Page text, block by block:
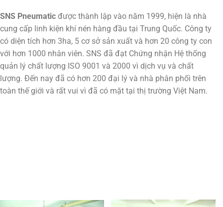
SNS Pneumatic được thành lập vào năm 1999, hiện là nhà
cung cấp linh kiện khí nén hàng đầu tại Trung Quốc. Công ty
có diện tích hơn 3ha, 5 cơ sở sản xuất và hơn 20 công ty con
với hơn 1000 nhân viên. SNS đã đạt Chứng nhận Hệ thống
quản lý chất lượng ISO 9001 và 2000 vì dịch vụ và chất
lượng. Đến nay đã có hơn 200 đại lý và nhà phân phối trên
toàn thế giới và rất vui vì đã có mặt tại thị trường Việt Nam.